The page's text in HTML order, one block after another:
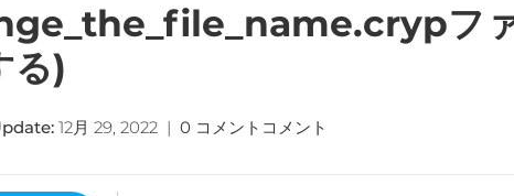
ファ
る)
: 12月 29, 2022 | 0 コメントコメント